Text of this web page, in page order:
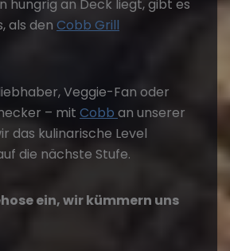
hungrig an Deck liegt, gibt es
als den Cobb Grill
Veggie-Fan oder
– mit Cobb an unserer
das kulinarische Level
die nächste Stufe.
ein, wir kümmern uns